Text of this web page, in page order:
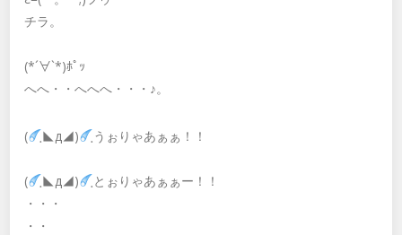
チラ。
(*´∀`*)ﾎﾟｯ
へへ・・へへへ・・・♪。
( ฺ◣д◢) ฺうぉりゃあぁぁ！！
( ฺ◣д◢)
ฺとぉりゃあぁぁー！！
・・・
・・